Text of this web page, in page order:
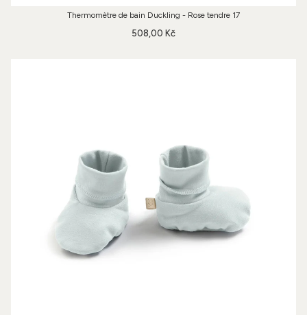
Thermomètre de bain Duckling - Rose tendre 17
508,00 Kč